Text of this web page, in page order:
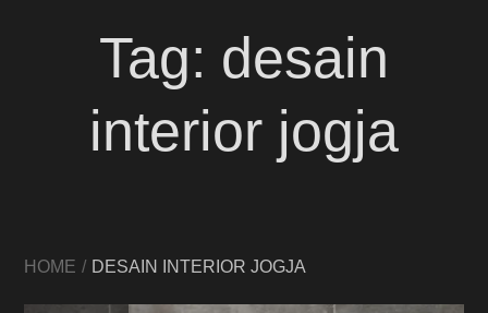
Tag: desain
interior jogja
HOME DESAIN INTERIOR JOGJA